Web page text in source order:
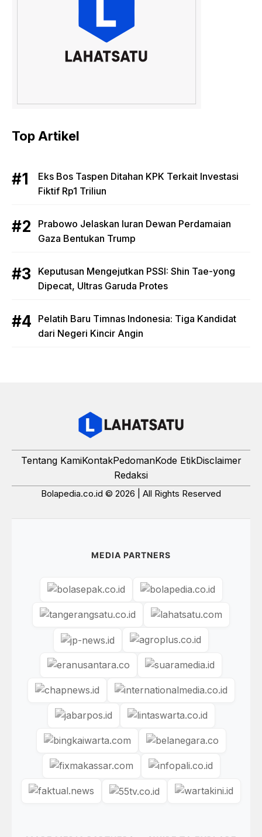
Top Artikel
Eks Bos Taspen Ditahan KPK Terkait Investasi
Fiktif Rp1 Triliun
Prabowo Jelaskan Iuran Dewan Perdamaian
Gaza Bentukan Trump
Keputusan Mengejutkan PSSI: Shin Tae-yong
Dipecat, Ultras Garuda Protes
Pelatih Baru Timnas Indonesia: Tiga Kandidat
dari Negeri Kincir Angin
Tentang KamiKontakPedomanKode EtikDisclaimer
Redaksi
Bolapedia.co.id © 2026 | All Rights Reserved
MEDIA PARTNERS